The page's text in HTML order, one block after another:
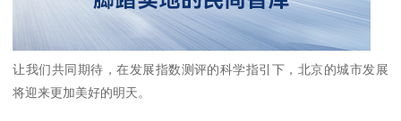
让我们共同期待，在发展指数测评的科学指引下，北京的城市发展
将迎来更加美好的明天。